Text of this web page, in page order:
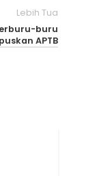
Lebih Tua
buru
APTB